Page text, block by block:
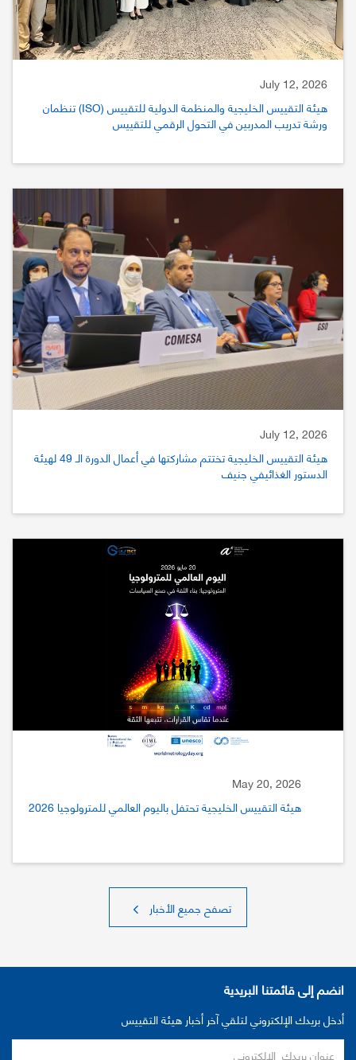
July 12, 2026
هيئة التقييس الخليجية والمنظمة الدولية للتقييس (ISO) تنظمان
ورشة تدريب المدربين في التحول الرقمي للتقييس
July 12, 2026
هيئة التقييس الخليجية تختتم مشاركتها في أعمال الدورة الـ 49 لهيئة
الدستور الغذائيفي جنيف
May 20, 2026
هيئة التقييس الخليجية تحتفل باليوم العالمي للمترولوجيا 2026
تصفح جميع الأخبار
انضم إلى قائمتنا البريدية
أدخل بريدك الإلكتروني لتلقي آخر أخبار هيئة التقييس